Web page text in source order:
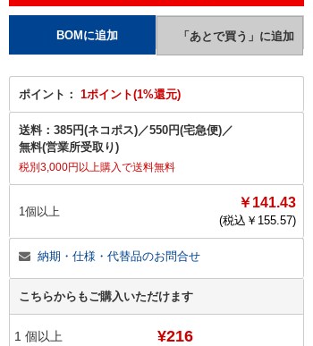
ポイント： 1ポイント(1%還元)
送料： 385円(ネコポス)／550円(宅急便)／
無料(営業所受取り)
税別3,000円以上購入で送料無料
1個以上
￥141.43
(税込￥ 155.57)
納期・仕様・代替品のお問合せ
こちらからもご購入いただけます
1 個以上 ¥216